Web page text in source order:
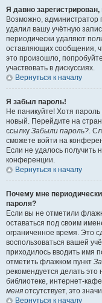
Я давно
Возможно, администратор
удалил вашу учётную
периодически удаляют
оставляющих сообщения,
это произошло,
участвовать в дискуссиях.
Вернуться к началу
Я забыл пароль!
Не паникуйте! Хотя пароль
новый. Перейдите на
ссылку Забыли пароль?.
сможете войти на
Если не удалось получить
конференции.
Вернуться к началу
Почему мне
пароля?
Если вы не отметили
оставаться под своим
ограниченное время. Это
воспользоваться вашей
приходилось вводить имя
отметить флажком пункт
рекомендуется делать
библиотеке, интернет-
меня отсутствует, это
Вернуться к началу